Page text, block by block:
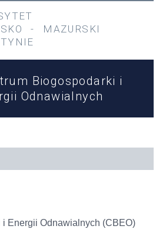
- MAZURSKI
Biogospodarki i
Odnawialnych
Energii Odnawialnych (CBEO)